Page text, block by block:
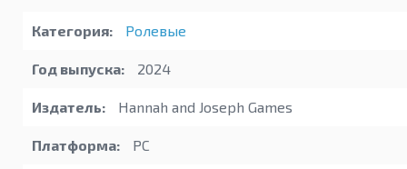
Категория: Ролевые
Год выпуска: 2024
Издатель: Hannah and Joseph Games
Платформа: PC